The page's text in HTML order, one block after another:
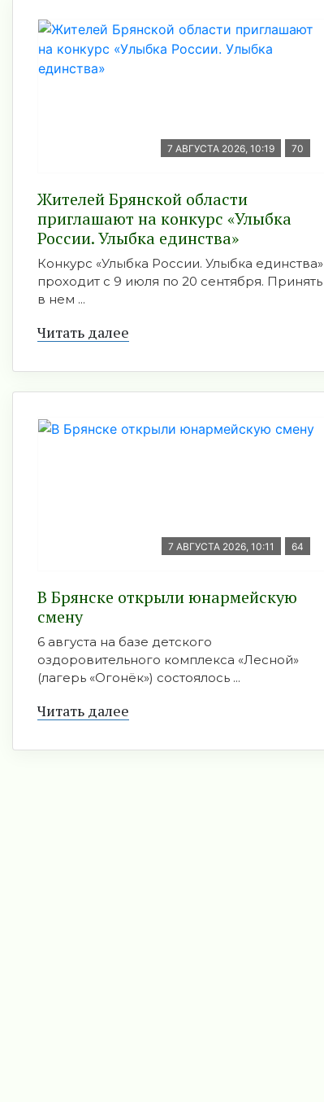
7 АВГУСТА 2026, 10:19 70
Жителей Брянской области
приглашают на конкурс «Улыбка
России. Улыбка единства»
Конкурс «Улыбка России. Улыбка единства»
проходит с 9 июля по 20 сентября. Принять
в нем ...
Читать далее
7 АВГУСТА 2026, 10:11 64
В Брянске открыли юнармейскую
смену
6 августа на базе детского
оздоровительного комплекса «Лесной»
(лагерь «Огонёк») состоялось ...
Читать далее